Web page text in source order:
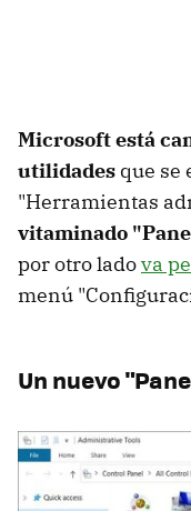
Microsoft está
utilidades que se
"Herramientas
vitaminado
por otro ladova
menú
Un nuevo